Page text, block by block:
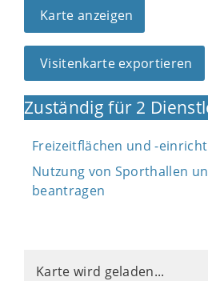
Karte anzeigen
Visitenkarte exportieren
Zuständig für 2
Freizeitflächen und -
Nutzung von Sporthallen
beantragen
Karte wird geladen...